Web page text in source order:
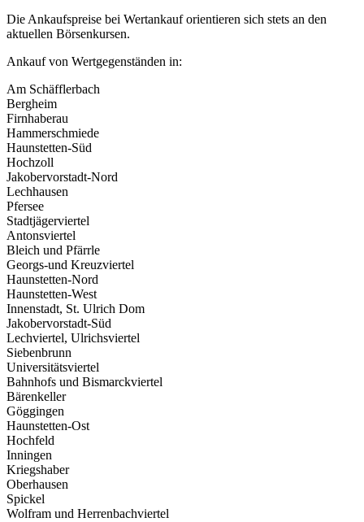
Die Ankaufspreise bei Wertankauf orientieren sich stets an den
aktuellen Börsenkursen.
Ankauf von Wertgegenständen in:
Am Schäfflerbach
Bergheim
Firnhaberau
Hammerschmiede
Haunstetten-Süd
Hochzoll
Jakobervorstadt-Nord
Lechhausen
Pfersee
Stadtjägerviertel
Antonsviertel
Bleich und Pfärrle
Georgs-und Kreuzviertel
Haunstetten-Nord
Haunstetten-West
Innenstadt, St. Ulrich Dom
Jakobervorstadt-Süd
Lechviertel, Ulrichsviertel
Siebenbrunn
Universitätsviertel
Bahnhofs und Bismarckviertel
Bärenkeller
Göggingen
Haunstetten-Ost
Hochfeld
Inningen
Kriegshaber
Oberhausen
Spickel
Wolfram und Herrenbachviertel